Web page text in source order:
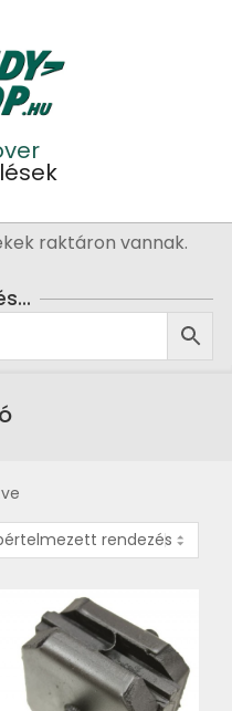
raktáron vannak.